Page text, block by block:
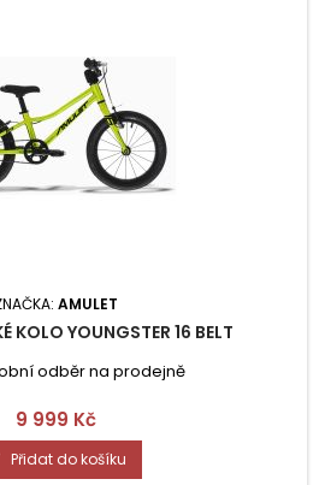
AMULET
KOLO YOUNGSTER 16 BELT
odběr na prodejně
Cena
9 999 Kč
Přidat do košíku